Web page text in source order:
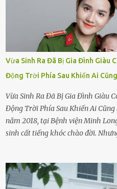
Vừa Sinh Ra Đã Bị Gia Đình Giàu
Động Trời Phía Sau Khiến Ai
Vừa Sinh Ra Đã Bị Gia Đình Giàu
Động Trời Phía Sau Khiến Ai Cũng
năm 2018, tại Bệnh viện Minh
sinh cất tiếng khóc chào đời.
hảo, địa vị cao sang của ông Trần
Tùng, một doanh nhân quyền lực